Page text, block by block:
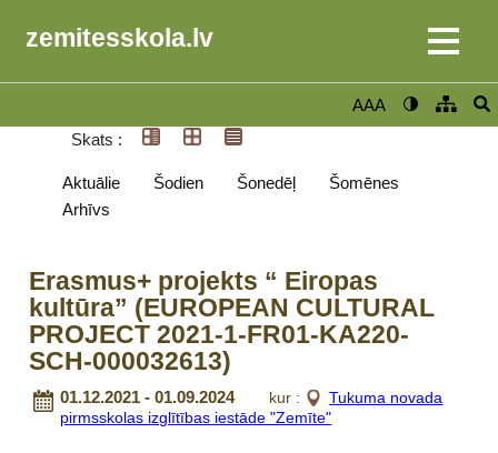
zemitesskola.lv
AAA
Skats :
Aktuālie Šodien Šonedēļ
Šomēnes
Arhīvs
Erasmus+ projekts “ Eiropas
kultūra” (EUROPEAN CULTURAL
PROJECT 2021-1-FR01-KA220-
SCH-000032613)
01.12.2021 - 01.09.2024 kur :
Tukuma novada
pirmsskolas izglītības iestāde "Zemīte"